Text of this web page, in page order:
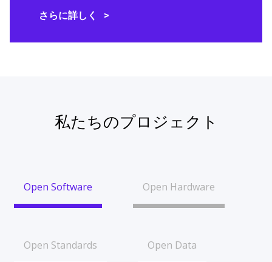
さらに詳しく
私たちのプロジェクト
Open Software Open Hardware
Open Standards Open Data